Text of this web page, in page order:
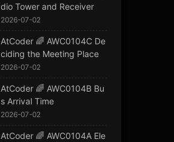
dio Tower and Receiver
2026-07-02
AtCoder 🌈 AWC0104C De
ciding the Meeting Place
2026-07-02
AtCoder 🌈 AWC0104B Bu
s Arrival Time
2026-07-02
AtCoder 🌈 AWC0104A Ele